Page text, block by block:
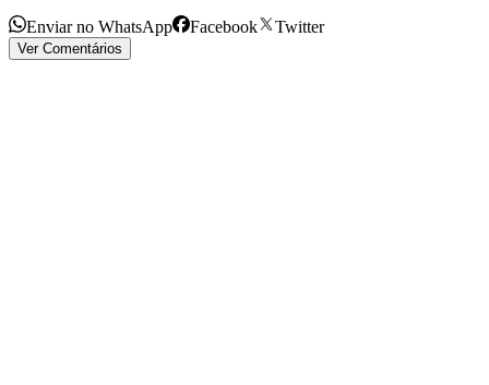
Enviar no WhatsApp Facebook Twitter
Ver Comentários